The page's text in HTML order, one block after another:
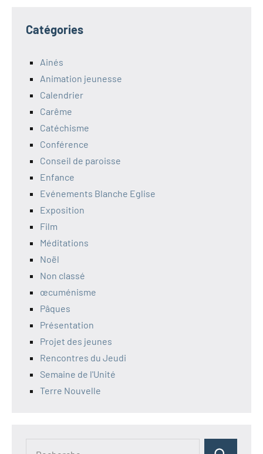
Catégories
Ainés
Animation jeunesse
Calendrier
Carême
Catéchisme
Conférence
Conseil de paroisse
Enfance
Evénements Blanche Eglise
Exposition
Film
Méditations
Noël
Non classé
œcuménisme
Pâques
Présentation
Projet des jeunes
Rencontres du Jeudi
Semaine de l'Unité
Terre Nouvelle